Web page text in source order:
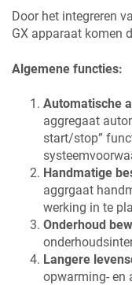
Door het integreren
GX apparaat komen
Algemene functies:
Automatische
aggregaat
start/stop”
Handmatige
aggrgaat
werking in te
Onderhoud
Langere
opwarming- en